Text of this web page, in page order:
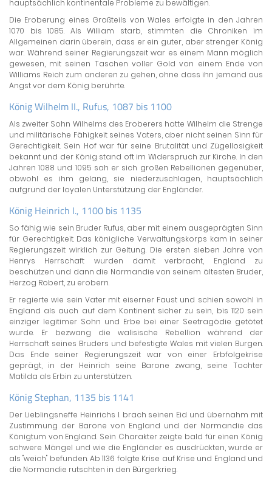
hauptsächlich kontinentale Probleme zu bewältigen.
Die Eroberung eines Großteils von Wales erfolgte in den Jahren
1070 bis 1085. Als William starb, stimmten die Chroniken im
Allgemeinen darin überein, dass er ein guter, aber strenger König
war. Während seiner Regierungszeit war es einem Mann möglich
gewesen, mit seinen Taschen voller Gold von einem Ende von
Williams Reich zum anderen zu gehen, ohne dass ihn jemand aus
Angst vor dem König berührte.
König Wilhelm II., Rufus, 1087 bis 1100
Als zweiter Sohn Wilhelms des Eroberers hatte Wilhelm die Strenge
und militärische Fähigkeit seines Vaters, aber nicht seinen Sinn für
Gerechtigkeit. Sein Hof war für seine Brutalität und Zügellosigkeit
bekannt und der König stand oft im Widerspruch zur Kirche. In den
Jahren 1088 und 1095 sah er sich großen Rebellionen gegenüber,
obwohl es ihm gelang, sie niederzuschlagen, hauptsächlich
aufgrund der loyalen Unterstützung der Engländer.
König Heinrich I., 1100 bis 1135
So fähig wie sein Bruder Rufus, aber mit einem ausgeprägten Sinn
für Gerechtigkeit. Das königliche Verwaltungskorps kam in seiner
Regierungszeit wirklich zur Geltung. Die ersten sieben Jahre von
Henrys Herrschaft wurden damit verbracht, England zu
beschützen und dann die Normandie von seinem ältesten Bruder,
Herzog Robert, zu erobern.
Er regierte wie sein Vater mit eiserner Faust und schien sowohl in
England als auch auf dem Kontinent sicher zu sein, bis 1120 sein
einziger legitimer Sohn und Erbe bei einer Seetragödie getötet
wurde. Er bezwang die walisische Rebellion während der
Herrschaft seines Bruders und befestigte Wales mit vielen Burgen.
Das Ende seiner Regierungszeit war von einer Erbfolgekrise
geprägt, in der Heinrich seine Barone zwang, seine Tochter
Matilda als Erbin zu unterstützen.
König Stephan, 1135 bis 1141
Der Lieblingsneffe Heinrichs I. brach seinen Eid und übernahm mit
Zustimmung der Barone von England und der Normandie das
Königtum von England. Sein Charakter zeigte bald für einen König
schwere Mängel und wie die Engländer es ausdrückten, wurde er
als "weich" befunden. Ab 1136 folgte Krise auf Krise und England und
die Normandie rutschten in den Bürgerkrieg.